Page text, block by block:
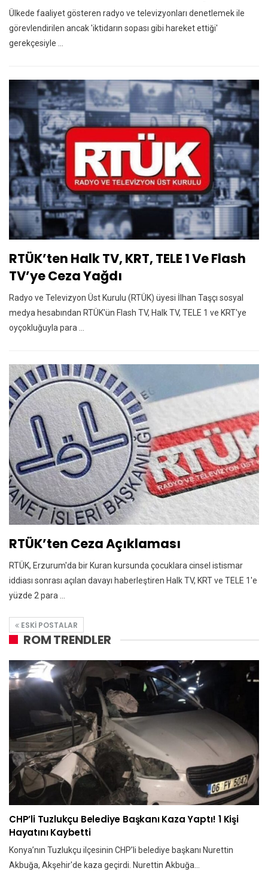
Ülkede faaliyet gösteren radyo ve televizyonları denetlemek ile
görevlendirilen ancak 'iktidarın sopası gibi hareket ettiği'
gerekçesiyle ...
RTÜK’ten Halk TV, KRT, TELE 1 Ve Flash
TV’ye Ceza Yağdı
Radyo ve Televizyon Üst Kurulu (RTÜK) üyesi İlhan Taşçı sosyal
medya hesabından RTÜK'ün Flash TV, Halk TV, TELE 1 ve KRT'ye
oyçokluğuyla para ...
RTÜK’ten Ceza Açıklaması
RTÜK, Erzurum'da bir Kuran kursunda çocuklara cinsel istismar
iddiası sonrası açılan davayı haberleştiren Halk TV, KRT ve TELE 1'e
yüzde 2 para ...
ESKI POSTALAR
ROM TRENDLER
CHP’li Tuzlukçu Belediye Başkanı Kaza Yaptı! 1 Kişi
Hayatını Kaybetti
Konya’nın Tuzlukçu ilçesinin CHP’li belediye başkanı Nurettin
Akbuğa, Akşehir'de kaza geçirdi. Nurettin Akbuğa…